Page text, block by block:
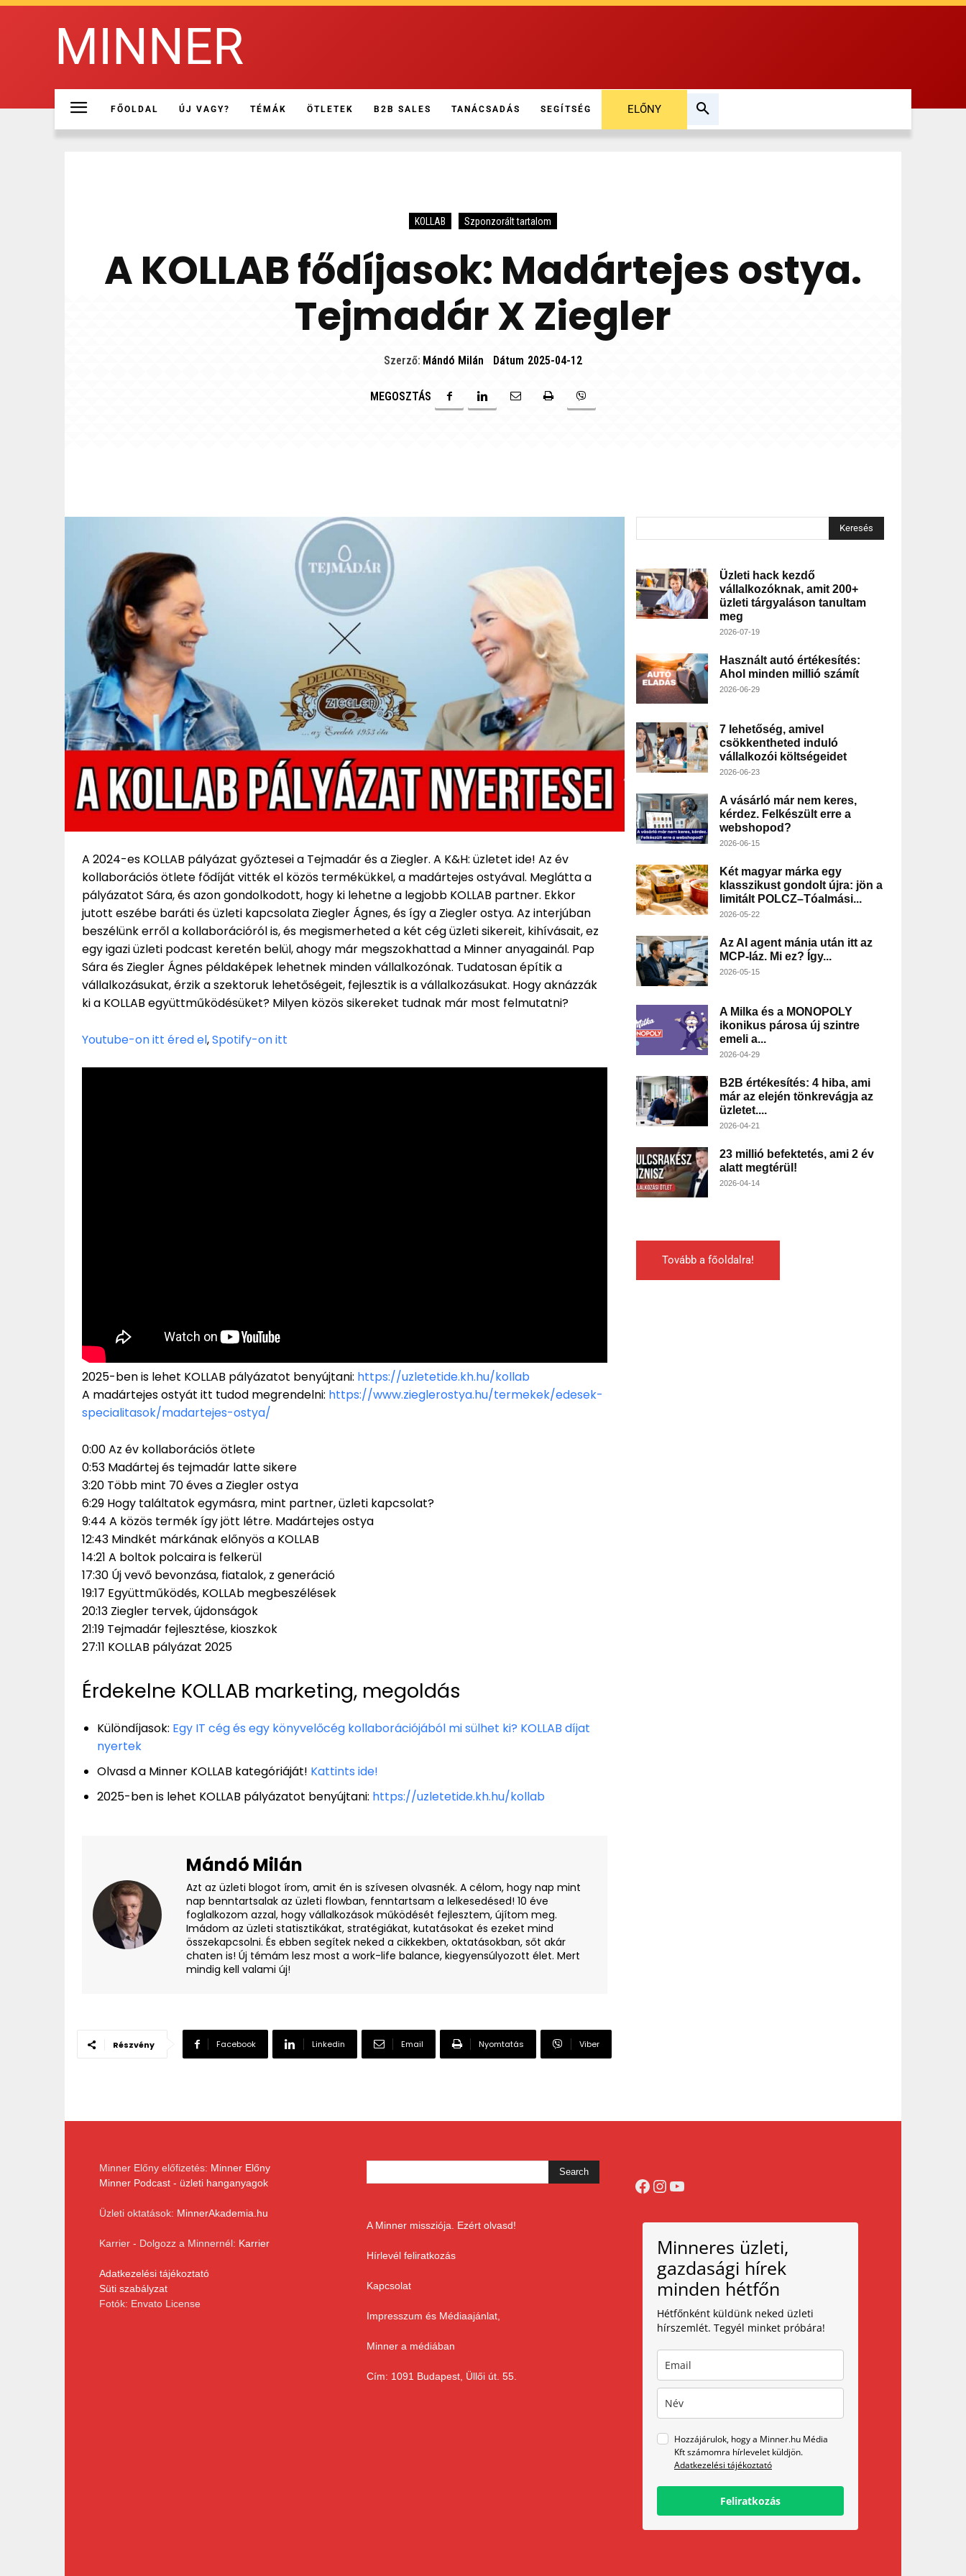
MINNER
FŐOLDAL ÚJ VAGY? TÉMÁK ÖTLETEK B2B SALES TANÁCSADÁS SEGÍTSÉG ELŐNY
KOLLAB Szponzorált tartalom
A KOLLAB fődíjasok: Madártejes ostya.
Tejmadár X Ziegler
Szerző: Mándó Milán Dátum 2025-04-12
MEGOSZTÁS
A 2024-es KOLLAB pályázat győztesei a Tejmadár és a Ziegler. A K&H: üzletet ide! Az év
kollaborációs ötlete fődíját vitték el közös termékükkel, a madártejes ostyával. Meglátta a
pályázatot Sára, és azon gondolkodott, hogy ki lehetne a legjobb KOLLAB partner. Ekkor
jutott eszébe baráti és üzleti kapcsolata Ziegler Ágnes, és így a Ziegler ostya. Az interjúban
beszélünk erről a kollaborációról is, és megismerheted a két cég üzleti sikereit, kihívásait, ez
egy igazi üzleti podcast keretén belül, ahogy már megszokhattad a Minner anyagainál. Pap
Sára és Ziegler Ágnes példaképek lehetnek minden vállalkozónak. Tudatosan építik a
vállalkozásukat, érzik a szektoruk lehetőségeit, fejlesztik is a vállalkozásukat. Hogy aknázzák
ki a KOLLAB együttműködésüket? Milyen közös sikereket tudnak már most felmutatni?
Youtube-on itt éred el,Spotify-on itt
2025-ben is lehet KOLLAB pályázatot benyújtani: https://uzletetide.kh.hu/kollab
A madártejes ostyát itt tudod megrendelni: https://www.zieglerostya.hu/termekek/edesek-
specialitasok/madartejes-ostya/
0:00 Az év kollaborációs ötlete
0:53 Madártej és tejmadár latte sikere
3:20 Több mint 70 éves a Ziegler ostya
6:29 Hogy találtatok egymásra, mint partner, üzleti kapcsolat?
9:44 A közös termék így jött létre. Madártejes ostya
12:43 Mindkét márkának előnyös a KOLLAB
14:21 A boltok polcaira is felkerül
17:30 Új vevő bevonzása, fiatalok, z generáció
19:17 Együttműködés, KOLLAb megbeszélések
20:13 Ziegler tervek, újdonságok
21:19 Tejmadár fejlesztése, kioszkok
27:11 KOLLAB pályázat 2025
Érdekelne KOLLAB marketing, megoldás
Különdíjasok: Egy IT cég és egy könyvelőcég kollaborációjából mi sülhet ki? KOLLAB díjat
nyertek
Olvasd a Minner KOLLAB kategóriáját! Kattints ide!
2025-ben is lehet KOLLAB pályázatot benyújtani: https://uzletetide.kh.hu/kollab
Mándó Milán
Azt az üzleti blogot írom, amit én is szívesen olvasnék. A célom, hogy nap mint
nap benntartsalak az üzleti flowban, fenntartsam a lelkesedésed! 10 éve
foglalkozom azzal, hogy vállalkozások működését fejlesztem, újítom meg.
Imádom az üzleti statisztikákat, stratégiákat, kutatásokat és ezeket mind
összekapcsolni. És ebben segítek neked a cikkekben, oktatásokban, sőt akár
chaten is! Új témám lesz most a work-life balance, kiegyensúlyozott élet. Mert
mindig kell valami új!
Részvény Facebook Linkedin Email Nyomtatás Viber
Keresés
Üzleti hack kezdő
vállalkozóknak, amit 200+
üzleti tárgyaláson tanultam
meg
2026-07-19
Használt autó értékesítés:
Ahol minden millió számít
2026-06-29
7 lehetőség, amivel
csökkentheted induló
vállalkozói költségeidet
2026-06-23
A vásárló már nem keres,
kérdez. Felkészült erre a
webshopod?
2026-06-15
Két magyar márka egy
klasszikust gondolt újra: jön a
limitált POLCZ–Tóalmási...
2026-05-22
Az AI agent mánia után itt az
MCP-láz. Mi ez? Így...
2026-05-15
A Milka és a MONOPOLY
ikonikus párosa új szintre
emeli a...
2026-04-29
B2B értékesítés: 4 hiba, ami
már az elején tönkrevágja az
üzletet....
2026-04-21
23 millió befektetés, ami 2 év
alatt megtérül!
2026-04-14
Tovább a főoldalra!
Minner Előny előfizetés: Minner Előny
Minner Podcast - üzleti hanganyagok
Üzleti oktatások: MinnerAkademia.hu
Karrier - Dolgozz a Minnernél: Karrier
Adatkezelési tájékoztató
Süti szabályzat
Fotók: Envato License
A Minner missziója. Ezért olvasd!
Hírlevél feliratkozás
Kapcsolat
Impresszum és Médiaajánlat,
Minner a médiában
Cím: 1091 Budapest, Üllői út. 55.
Facebook
Instagram
YouTube
Minneres üzleti,
gazdasági hírek
minden hétfőn
Hétfőnként küldünk neked üzleti
hírszemlét. Tegyél minket próbára!
Hozzájárulok, hogy a Minner.hu Média
Kft számomra hírlevelet küldjön.
Adatkezelési tájékoztató
Feliratkozás